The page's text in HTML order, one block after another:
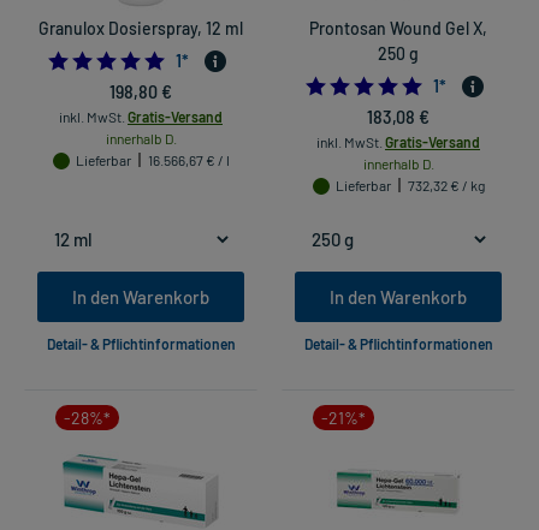
Granulox Dosierspray, 12 ml
5.0
1*
198,80 €
inkl. MwSt. Gratis-Versand
innerhalb D.
Lieferbar
16.566,67 € / l
In den Warenkorb
Detail- & Pflichtinformationen
Prontosan Wound Gel X,
250 g
5.0
1*
183,08 €
inkl. MwSt. Gratis-Versand
innerhalb D.
Lieferbar
732,32 € / kg
In den Warenkorb
Detail- & Pflichtinformationen
-28%* -21%*